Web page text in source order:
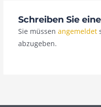
Schreiben Sie
Sie müssen angemeldet
abzugeben.